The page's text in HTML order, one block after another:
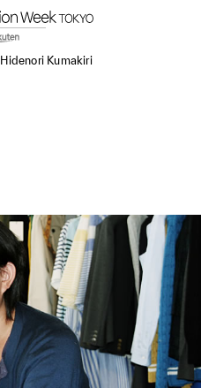
Hidenori Kumakiri